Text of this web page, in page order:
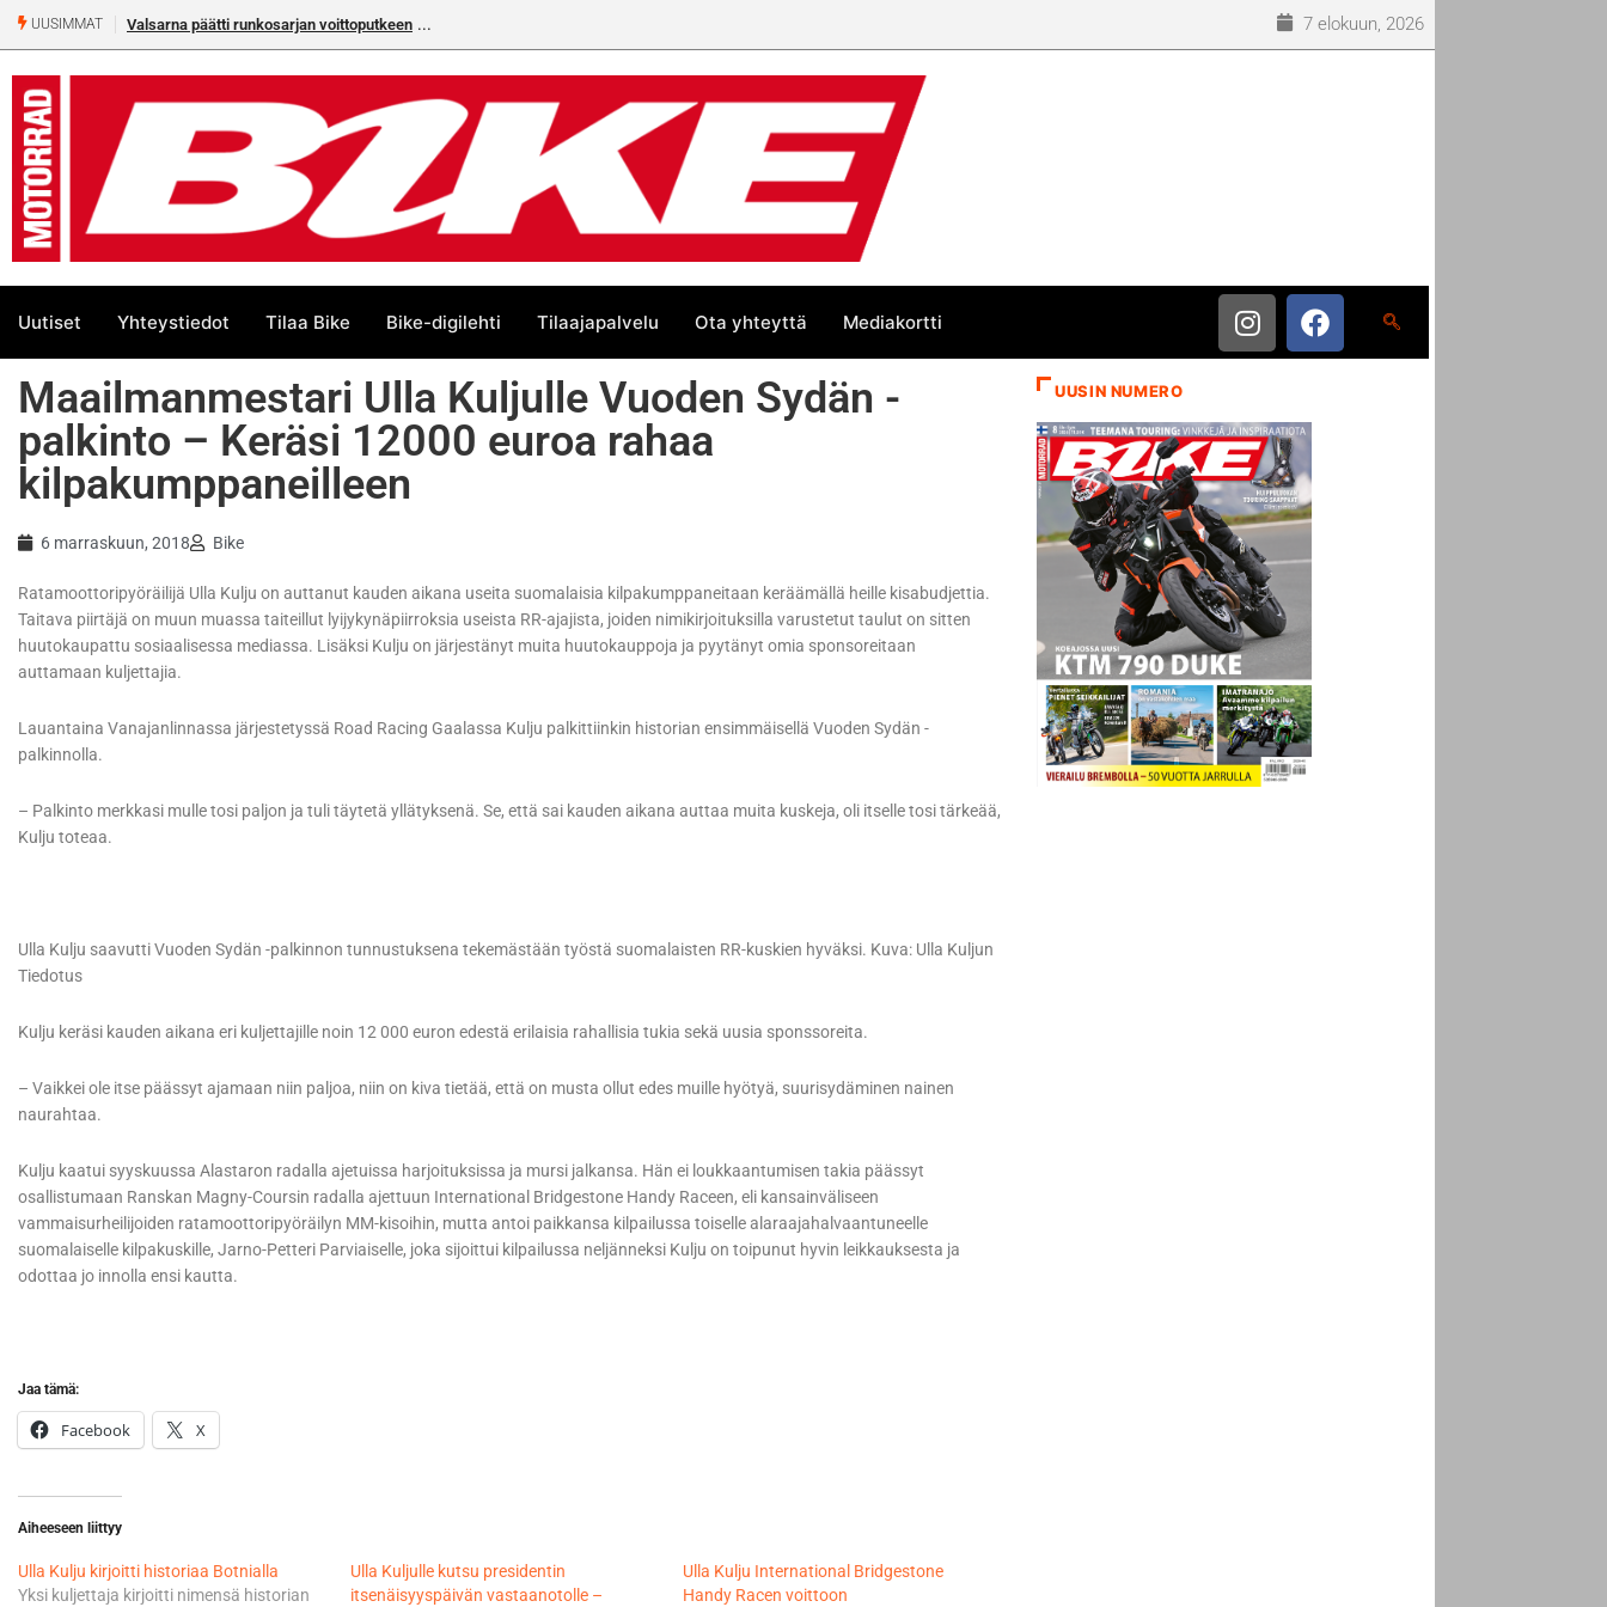
UUSIMMAT Valsarna päätti runkosarjan voittoputkeen 7 elokuun, 2026
Uutiset Yhteystiedot Tilaa Bike Bike-digilehti Tilaajapalvelu Ota yhteyttä Mediakortti
Maailmanmestari Ulla Kuljulle Vuoden Sydän -
palkinto – Keräsi 12000 euroa rahaa
kilpakumppaneilleen
6 marraskuun, 2018 Bike
Ratamoottoripyöräilijä Ulla Kulju on auttanut kauden aikana useita suomalaisia kilpakumppaneitaan keräämällä heille kisabudjettia.
Taitava piirtäjä on muun muassa taiteillut lyijykynäpiirroksia useista RR-ajajista, joiden nimikirjoituksilla varustetut taulut on sitten
huutokaupattu sosiaalisessa mediassa. Lisäksi Kulju on järjestänyt muita huutokauppoja ja pyytänyt omia sponsoreitaan
auttamaan kuljettajia.
Lauantaina Vanajanlinnassa järjestetyssä Road Racing Gaalassa Kulju palkittiinkin historian ensimmäisellä Vuoden Sydän -
palkinnolla.
– Palkinto merkkasi mulle tosi paljon ja tuli täytetä yllätyksenä. Se, että sai kauden aikana auttaa muita kuskeja, oli itselle tosi tärkeää,
Kulju toteaa.
Ulla Kulju saavutti Vuoden Sydän -palkinnon tunnustuksena tekemästään työstä suomalaisten RR-kuskien hyväksi. Kuva: Ulla Kuljun
Tiedotus
Kulju keräsi kauden aikana eri kuljettajille noin 12 000 euron edestä erilaisia rahallisia tukia sekä uusia sponssoreita.
– Vaikkei ole itse päässyt ajamaan niin paljoa, niin on kiva tietää, että on musta ollut edes muille hyötyä, suurisydäminen nainen
naurahtaa.
Kulju kaatui syyskuussa Alastaron radalla ajetuissa harjoituksissa ja mursi jalkansa. Hän ei loukkaantumisen takia päässyt
osallistumaan Ranskan Magny-Coursin radalla ajettuun International Bridgestone Handy Raceen, eli kansainväliseen
vammaisurheilijoiden ratamoottoripyöräilyn MM-kisoihin, mutta antoi paikkansa kilpailussa toiselle alaraajahalvaantuneelle
suomalaiselle kilpakuskille, Jarno-Petteri Parviaiselle, joka sijoittui kilpailussa neljänneksi Kulju on toipunut hyvin leikkauksesta ja
odottaa jo innolla ensi kautta.
Jaa tämä:
Facebook X
Aiheeseen liittyy
Ulla Kulju kirjoitti historiaa Botnialla
Yksi kuljettaja kirjoitti nimensä historian
Ulla Kuljulle kutsu presidentin
itsenäisyyspäivän vastaanotolle –
Ulla Kulju International Bridgestone
Handy Racen voittoon
UUSIN NUMERO